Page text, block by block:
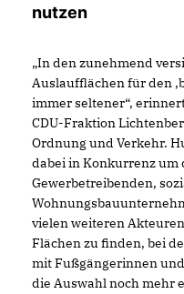
nutzen
In den zunehmend
Auslaufflächen für den
immer seltener“,
CDU-Fraktion
Ordnung und Verkehr.
dabei in Konkurrenz um
Gewerbetreibenden,
vielen weiteren
Flächen zu finden, bei
mit Fußgängerinnen
die Auswahl noch mehr